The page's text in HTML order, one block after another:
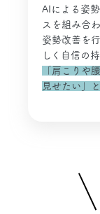
AIによる姿
スを組み合
姿勢改善を
しく自信の
「肩こりや
見せたい」